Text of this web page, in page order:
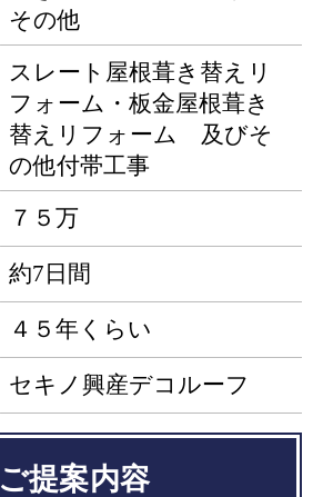
その他
スレート屋根葺き替えリ
フォーム・板金屋根葺き
替えリフォーム 及びそ
の他付帯工事
７５万
約7日間
４５年くらい
セキノ興産デコルーフ
ご提案内容